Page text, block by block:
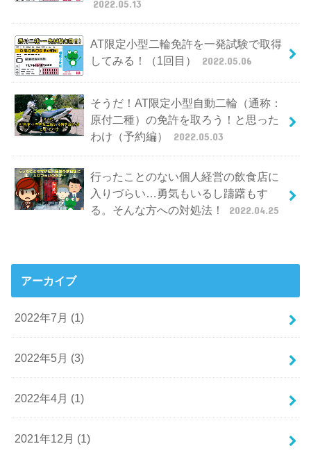
2022.05.13
AT限定小型二輪免許を一発試験で取得
してみる！（1回目）
2022.05.06
そうだ！AT限定小型自動二輪（通称：
原付二種）の免許を取ろう！と思った
わけ（予約編）
2022.05.03
行ったことのない個人経営の飲食店に
入りづらい…勇気もいるし躊躇もす
る。そんな方への対処法！
2022.04.25
アーカイブ
2022年7月 (1)
2022年5月 (3)
2022年4月 (1)
2021年12月 (1)